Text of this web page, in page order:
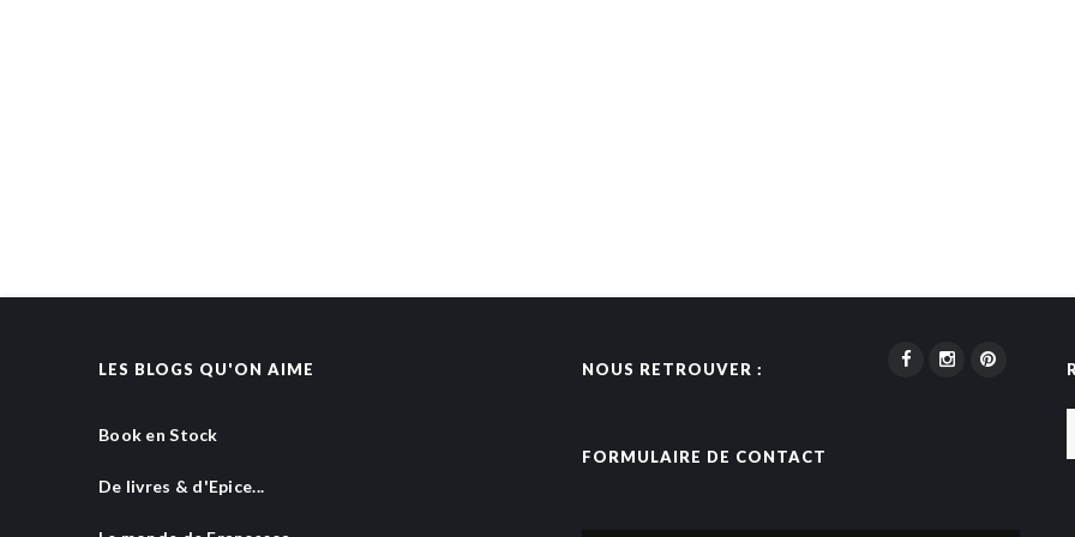
LES BLOGS QU'ON AIME
Book en Stock
De livres & d'Epice...
NOUS RETROUVER :
FORMULAIRE DE CONTACT